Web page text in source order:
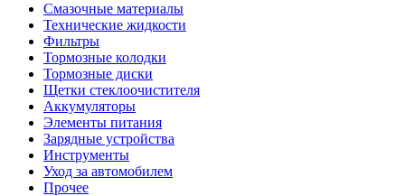
Смазочные материалы
Технические жидкости
Фильтры
Тормозные колодки
Тормозные диски
Щетки стеклоочистителя
Аккумуляторы
Элементы питания
Зарядные устройства
Инструменты
Уход за автомобилем
Прочее